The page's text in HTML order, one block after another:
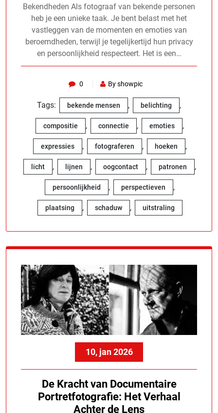
Bekendheden Als fotograaf van bekende personen
heb je een unieke taak. Je bent belast met het
vastleggen van de momenten en emoties van
beroemdheden, terwijl je tegelijkertijd hun privacy
en persoonlijkheid respecteert. Het is een…
0 By showpic
Tags: bekende mensen , belichting ,
compositie , connectie , emoties ,
expressies , fotograferen , hoeken ,
licht , lijnen , oogcontact , patronen ,
persoonlijkheid , perspectieven ,
plaatsing , schaduw , uitstraling
10, jan 2026
De Kracht van Documentaire
Portretfotografie: Het Verhaal
Achter de Lens